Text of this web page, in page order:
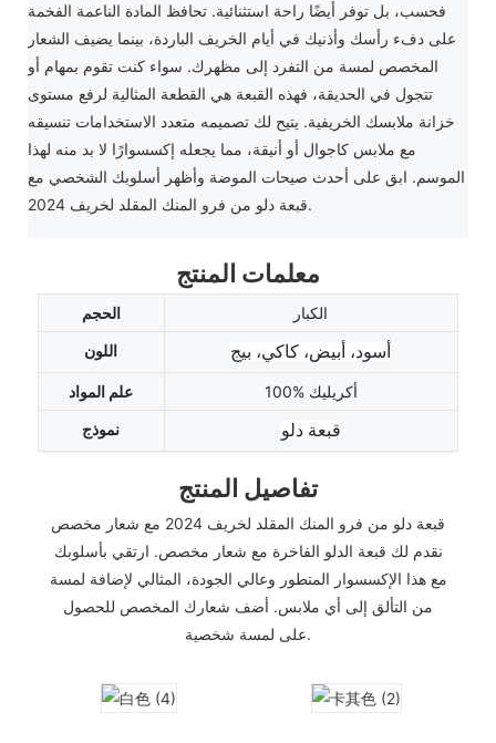
فحسب، بل توفر أيضًا راحة استثنائية. تحافظ المادة الناعمة الفخمة
على دفء رأسك وأذنيك في أيام الخريف الباردة، بينما يضيف الشعار
المخصص لمسة من التفرد إلى مظهرك. سواء كنت تقوم بمهام أو
تتجول في الحديقة، فهذه القبعة هي القطعة المثالية لرفع مستوى
خزانة ملابسك الخريفية. يتيح لك تصميمه متعدد الاستخدامات تنسيقه
مع ملابس كاجوال أو أنيقة، مما يجعله إكسسوارًا لا بد منه لهذا
الموسم. ابق على أحدث صيحات الموضة وأظهر أسلوبك الشخصي مع
قبعة دلو من فرو المنك المقلد لخريف 2024.
معلمات المنتج
الحجم
الكبار
اللون
أسود، أبيض، كاكي، بيج
علم المواد
100% أكريليك
نموذج
قبعة دلو
تفاصيل المنتج
قبعة دلو من فرو المنك المقلد لخريف 2024 مع شعار مخصص
نقدم لك قبعة الدلو الفاخرة مع شعار مخصص. ارتقي بأسلوبك
مع هذا الإكسسوار المتطور وعالي الجودة، المثالي لإضافة لمسة
من التألق إلى أي ملابس. أضف شعارك المخصص للحصول
على لمسة شخصية.